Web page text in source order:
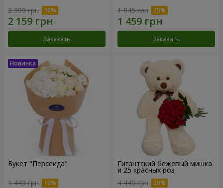
2 399 грн
Заказать
1 945 грн
Заказать
Букет "Персеида"
1 443 грн
Гигантский бежевый мишка
и 25 красных роз
4 449 грн